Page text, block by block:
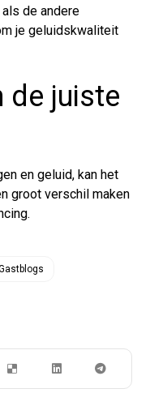
de andere
je geluidskwaliteit
de juiste
en geluid, kan het
groot verschil maken
.